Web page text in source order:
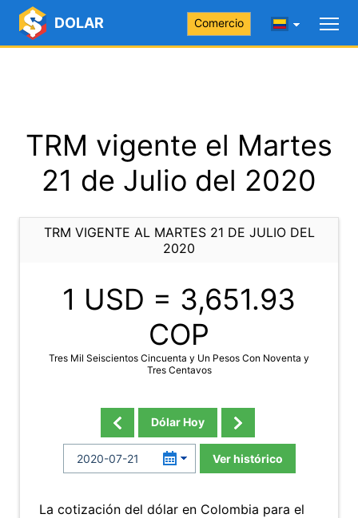
DOLAR Comercio
TRM vigente el Martes
21 de Julio del 2020
TRM VIGENTE AL MARTES 21 DE JULIO DEL
2020
1 USD = 3,651.93
COP
Tres Mil Seiscientos Cincuenta y Un Pesos Con Noventa y
Tres Centavos
Dólar Hoy
Ver histórico
La cotización del dólar en Colombia para el